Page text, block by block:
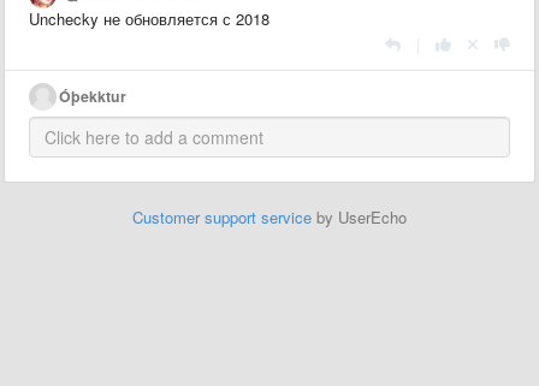
Unchecky не обновляется с 2018
Óþekktur
Customer support service by UserEcho